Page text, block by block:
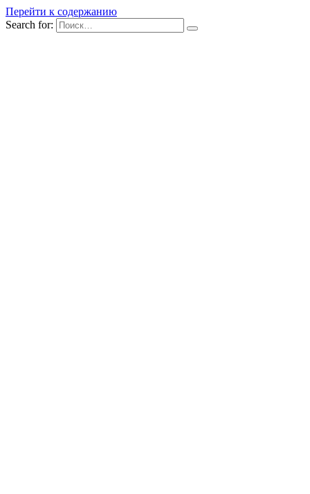
Перейти к содержанию
Search for: